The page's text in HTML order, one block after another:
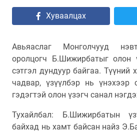
Хуваалцах
Авьяаслаг Монголчууд
оролцогч Б.Шижирбатыг олон
сэтгэл дундуур байгаа. Түүний
чадвар, үзүүлбэр нь үнэхээр
гэдэгтэй олон үзэгч санал
Тухайлбал: Б.Шижирбатын
байхад нь хамт байсан найз